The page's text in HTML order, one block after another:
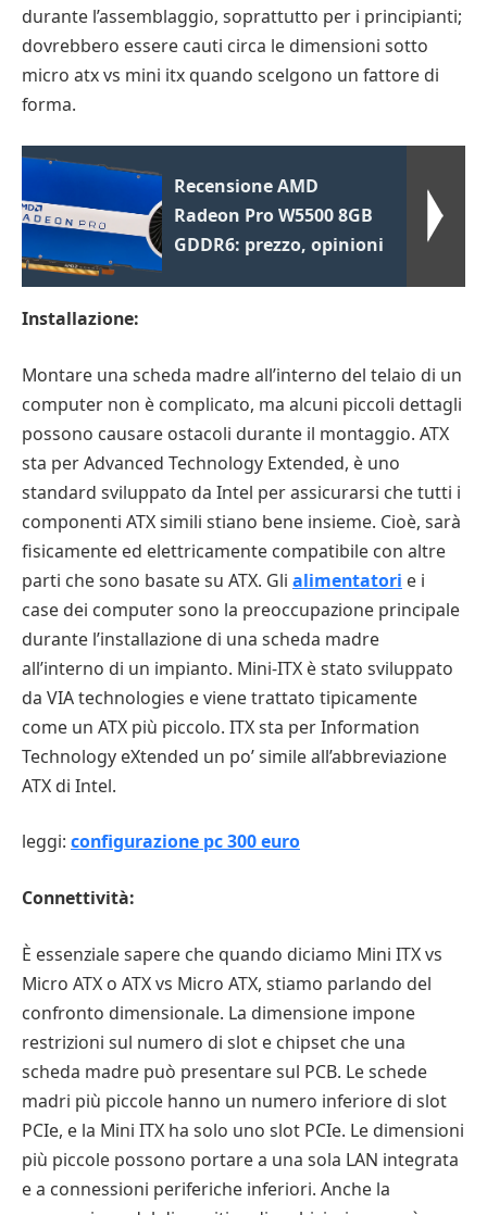
durante l’assemblaggio, soprattutto per i principianti;
dovrebbero essere cauti circa le dimensioni sotto
micro atx vs mini itx quando scelgono un fattore di
forma.
Recensione AMD
Radeon Pro W5500 8GB
GDDR6: prezzo, opinioni
Installazione:
Montare una scheda madre all’interno del telaio di un
computer non è complicato, ma alcuni piccoli dettagli
possono causare ostacoli durante il montaggio. ATX
sta per Advanced Technology Extended, è uno
standard sviluppato da Intel per assicurarsi che tutti i
componenti ATX simili stiano bene insieme. Cioè, sarà
fisicamente ed elettricamente compatibile con altre
parti che sono basate su ATX. Gli alimentatori e i
case dei computer sono la preoccupazione principale
durante l’installazione di una scheda madre
all’interno di un impianto. Mini-ITX è stato sviluppato
da VIA technologies e viene trattato tipicamente
come un ATX più piccolo. ITX sta per Information
Technology eXtended un po’ simile all’abbreviazione
ATX di Intel.
leggi: configurazione pc 300 euro
Connettività:
È essenziale sapere che quando diciamo Mini ITX vs
Micro ATX o ATX vs Micro ATX, stiamo parlando del
confronto dimensionale. La dimensione impone
restrizioni sul numero di slot e chipset che una
scheda madre può presentare sul PCB. Le schede
madri più piccole hanno un numero inferiore di slot
PCIe, e la Mini ITX ha solo uno slot PCIe. Le dimensioni
più piccole possono portare a una sola LAN integrata
e a connessioni periferiche inferiori. Anche la